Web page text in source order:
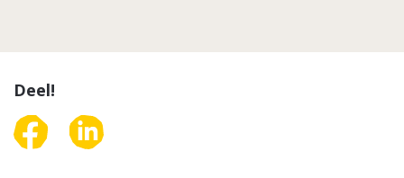
Deel!